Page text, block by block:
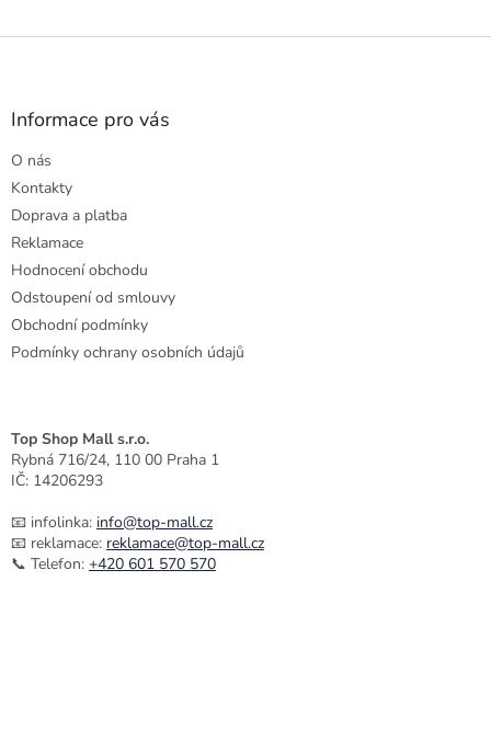
Z
Informace pro vás
O nás
Kontakty
Doprava a platba
Reklamace
Hodnocení obchodu
Odstoupení od smlouvy
Obchodní podmínky
Podmínky ochrany osobních údajů
Top Shop Mall s.r.o.
Rybná 716/24, 110 00 Praha 1
IČ: 14206293
📧 infolinka: info@top-mall.cz
📧 reklamace: reklamace@top-mall.cz
📞 Telefon: +420 601 570 570